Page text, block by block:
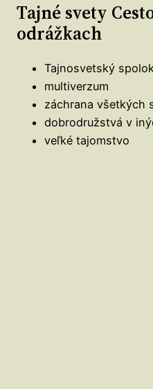
Tajné svety
odrážkach
Tajnosvetský
multiverzum
záchrana všetkých
dobrodružstvá v
veľké tajomstvo